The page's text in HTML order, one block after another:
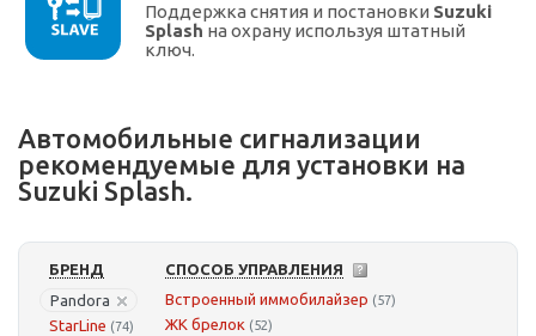
Поддержка снятия и постановки Suzuki
Splash на охрану используя штатный
ключ.
Автомобильные сигнализации
рекомендуемые для установки на
Suzuki Splash.
БРЕНД
Pandora
StarLine (74)
СПОСОБ УПРАВЛЕНИЯ
Встроенный иммобилайзер (57)
ЖК брелок (52)